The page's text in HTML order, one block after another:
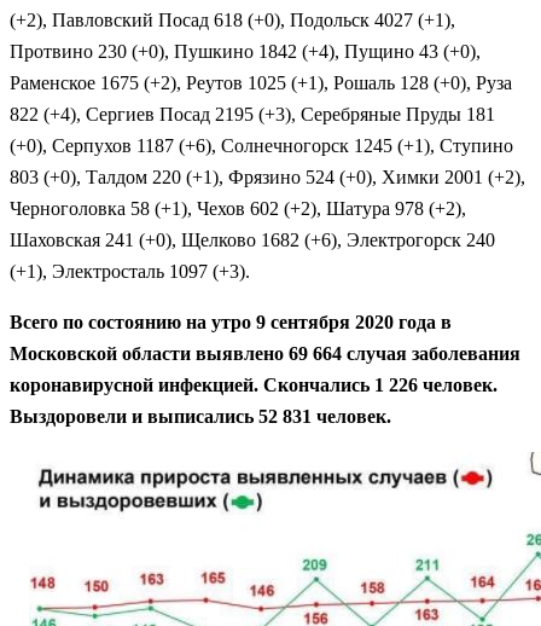
(+2), Павловский Посад 618 (+0), Подольск 4027 (+1),
Протвино 230 (+0), Пушкино 1842 (+4), Пущино 43 (+0),
Раменское 1675 (+2), Реутов 1025 (+1), Рошаль 128 (+0), Руза
822 (+4), Сергиев Посад 2195 (+3), Серебряные Пруды 181
(+0), Серпухов 1187 (+6), Солнечногорск 1245 (+1), Ступино
803 (+0), Талдом 220 (+1), Фрязино 524 (+0), Химки 2001 (+2),
Черноголовка 58 (+1), Чехов 602 (+2), Шатура 978 (+2),
Шаховская 241 (+0), Щелково 1682 (+6), Электрогорск 240
(+1), Электросталь 1097 (+3).
Всего по состоянию на утро 9 сентября 2020 года в
Московской области выявлено 69 664 случая заболевания
коронавирусной инфекцией. Скончались 1 226 человек.
Выздоровели и выписались 52 831 человек.